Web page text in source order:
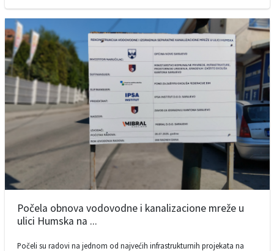
Počela obnova vodovodne i kanalizacione mreže u
ulici Humska na ...
Počeli su radovi na jednom od najvećih infrastrukturnih projekata na